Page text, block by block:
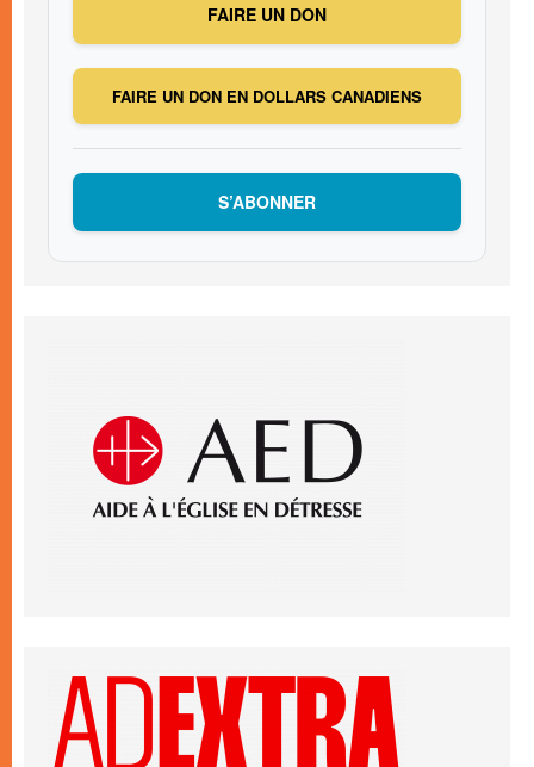
FAIRE UN DON
FAIRE UN DON EN DOLLARS CANADIENS
S’ABONNER